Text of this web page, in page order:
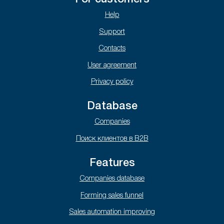
Help
Support
Contacts
User agreement
Privacy policy
Database
Companies
Поиск клиентов в B2B
Features
Companies database
Forming sales funnel
Sales automation improving